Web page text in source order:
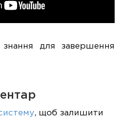
знання для завершення
, щоб залишити